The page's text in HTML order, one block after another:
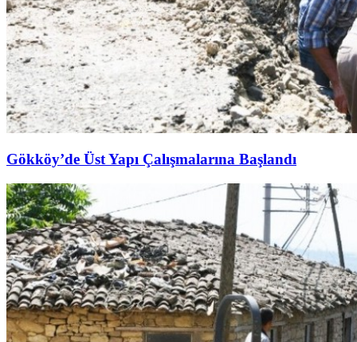
Gökköy’de Üst Yapı Çalışmalarına Başlandı